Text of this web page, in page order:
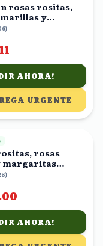
rosas rositas,
y
blancas
)
AHORA!
URGENTE
rosas
margaritas
ramo
)
AHORA!